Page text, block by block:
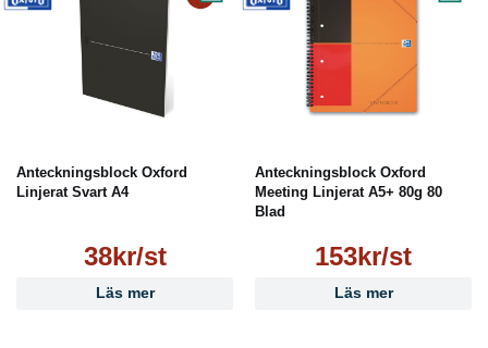
Anteckningsblock Oxford
Linjerat Svart A4
38kr/st
Läs mer
Anteckningsblock Oxford
Meeting Linjerat A5+ 80g 80
Blad
153kr/st
Läs mer